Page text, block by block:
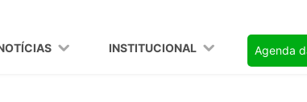
INSTITUCIONAL Agenda